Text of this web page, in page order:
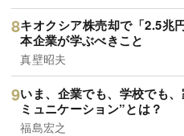
キオクシア株売却で「2.5兆
本企業が学ぶべきこと
真壁昭夫
いま、企業でも、学校でも
ミュニケーション”とは？
福島宏之